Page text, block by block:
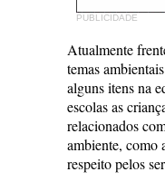
PUBLICIDADE
Atualmente
temas
alguns itens na
escolas as
relacionados
ambiente, como
respeito pelos